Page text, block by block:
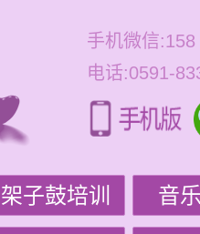
手机微信
电话:0591-
架子鼓培训 音